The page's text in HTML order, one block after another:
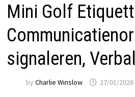
Mini Golf
signaleren,
by Charlie Winslow 27/01/2026